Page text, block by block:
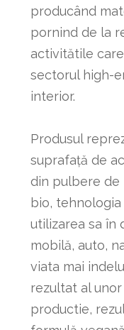
producând
pornind de la
activitătile
sectorul high-
interior.
Produsul
suprafață de
din pulbere de
bio,
utilizarea sa în
mobilă, auto,
viata mai
rezultat al
productie,